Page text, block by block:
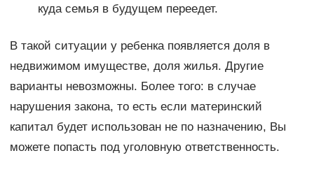
куда семья в будущем переедет.
В такой ситуации у ребенка появляется доля в
недвижимом имуществе, доля жилья. Другие
варианты невозможны. Более того: в случае
нарушения закона, то есть если материнский
капитал будет использован не по назначению, Вы
можете попасть под уголовную ответственность.